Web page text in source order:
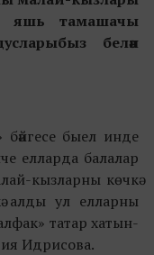
яшь тамашачы
белән
быел инде
елларда балалар
кызларны көчкә
алды ул елларны
татар хатын-
Идрисова.